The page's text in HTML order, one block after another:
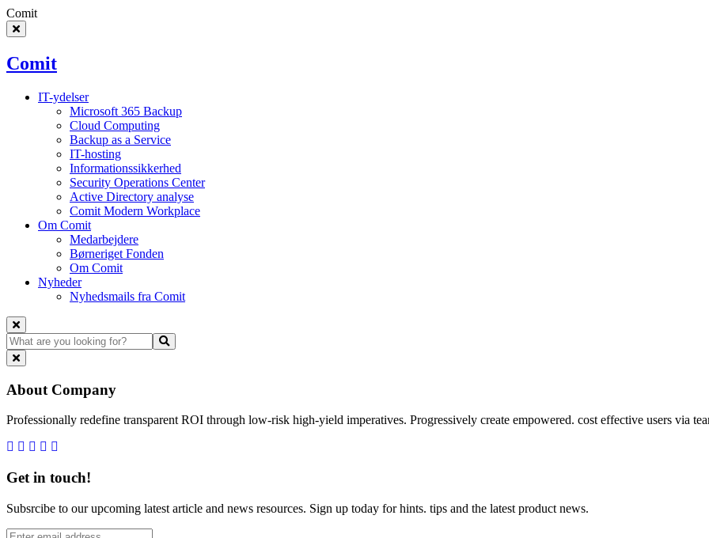
Comit
Comit
IT-ydelser
Microsoft 365 Backup
Cloud Computing
Backup as a Service
IT-hosting
Informationssikkerhed
Security Operations Center
Active Directory analyse
Comit Modern Workplace
Om Comit
Medarbejdere
Børneriget Fonden
Om Comit
Nyheder
Nyhedsmails fra Comit
About Company
Professionally redefine transparent ROI through low-risk high-yield imperatives. Progressively create empowered. cost effective users via
Get in touch!
Subsrcibe to our upcoming latest article and news resources. Sign up today for hints. tips and the latest product news.